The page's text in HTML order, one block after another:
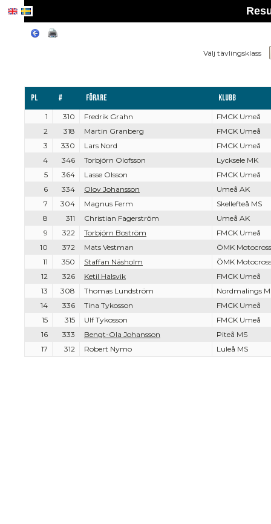
Välj tävlingsklass
Pl # Förare Klubb
1 310 Fredrik Grahn
FMCK Umeå
2
318 Martin Granberg
FMCK Umeå
3
330 Lars Nord
FMCK Umeå
4
346 Torbjörn Olofsson
Lycksele MK
5
364 Lasse Olsson
FMCK Umeå
6
334 Olov Johansson
Umeå AK
7
304 Magnus Ferm
Skellefteå MS
8
311 Christian Fagerström
Umeå AK
9
322 Torbjörn Boström
FMCK Umeå
10
372 Mats Vestman
ÖMK
11
350 Staffan Näsholm
ÖMK
12
326 Ketil Halsvik
FMCK Umeå
13
308 Thomas Lundström
Nordmalings
14
336 Tina Tykosson
FMCK Umeå
15
315 Ulf Tykosson
FMCK Umeå
16
333 Bengt-Ola Johansson
Piteå MS
17
312 Robert Nymo Luleå MS